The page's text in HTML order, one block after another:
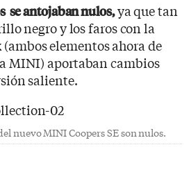
se antojaban nulos,ya que tan
negro y los faros con la
elementos ahora de
MINI) aportaban cambios
saliente.
nuevo MINI Coopers SE son nulos.